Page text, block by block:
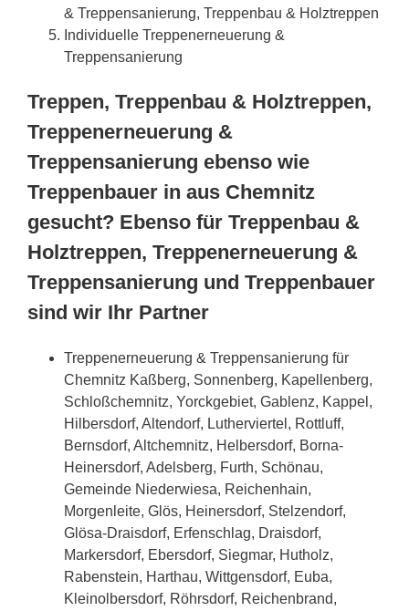
& Treppensanierung, Treppenbau & Holztreppen
Individuelle Treppenerneuerung &
Treppensanierung
Treppen, Treppenbau & Holztreppen,
Treppenerneuerung &
Treppensanierung ebenso wie
Treppenbauer in aus Chemnitz
gesucht? Ebenso für Treppenbau &
Holztreppen, Treppenerneuerung &
Treppensanierung und Treppenbauer
sind wir Ihr Partner
Treppenerneuerung & Treppensanierung für
Chemnitz Kaßberg, Sonnenberg, Kapellenberg,
Schloßchemnitz, Yorckgebiet, Gablenz, Kappel,
Hilbersdorf, Altendorf, Lutherviertel, Rottluff,
Bernsdorf, Altchemnitz, Helbersdorf, Borna-
Heinersdorf, Adelsberg, Furth, Schönau,
Gemeinde Niederwiesa, Reichenhain,
Morgenleite, Glös, Heinersdorf, Stelzendorf,
Glösa-Draisdorf, Erfenschlag, Draisdorf,
Markersdorf, Ebersdorf, Siegmar, Hutholz,
Rabenstein, Harthau, Wittgensdorf, Euba,
Kleinolbersdorf, Röhrsdorf, Reichenbrand,